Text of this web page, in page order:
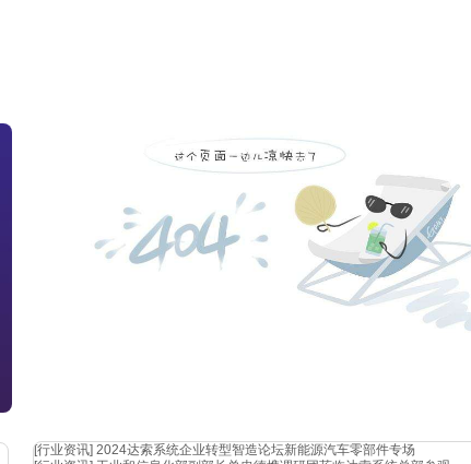
[行业资讯] 2024达索系统企业转型智造论坛新能源汽车零部件专场